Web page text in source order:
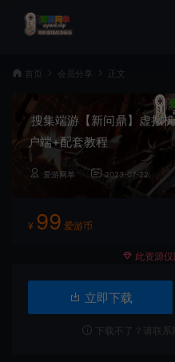
首页 会员分享 正文
搜集端游【新问鼎】虚拟
户端+配套教程
爱游网单 2023-07-22
¥ 99 爱游币
此资源
立即下载
下载不了？请联系